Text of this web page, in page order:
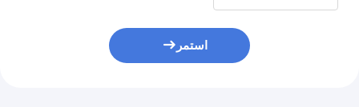
استمر